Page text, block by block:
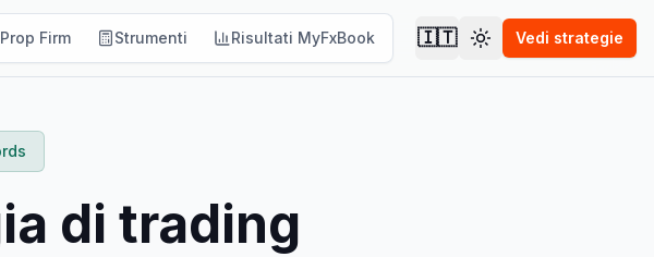
Firm Strumenti Risultati MyFxBook 🇮🇹 Cambia tema
Vedi strategie
di trading